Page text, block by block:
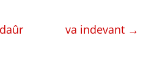
va indevant →